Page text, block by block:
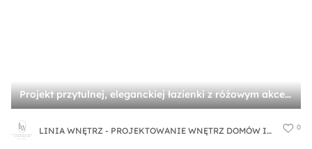
Projekt przytulnej, eleganckiej łazienki z różowym akcentem - zdjęcie od LINIA WNĘTRZ - PROJEKTOWANIE WNĘTRZ DOMÓW I MIESZKAŃ
LINIA WNĘTRZ - PROJEKTOWANIE WNĘTRZ DOMÓW I MIESZKAŃ 0